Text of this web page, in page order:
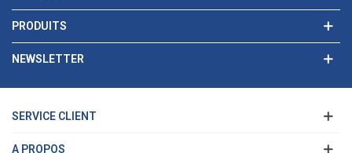
PRODUITS
NEWSLETTER
SERVICE CLIENT
A PROPOS